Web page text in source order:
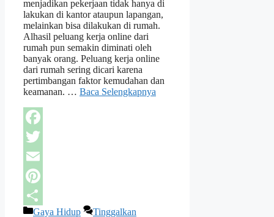
menjadikan pekerjaan tidak hanya di
lakukan di kantor ataupun lapangan,
melainkan bisa dilakukan di rumah.
Alhasil peluang kerja online dari
rumah pun semakin diminati oleh
banyak orang. Peluang kerja online
dari rumah sering dicari karena
pertimbangan faktor kemudahan dan
keamanan. … Baca Selengkapnya
Facebook
Twitter
Email
Pinterest
Share
Kategori
Gaya Hidup
Tinggalkan